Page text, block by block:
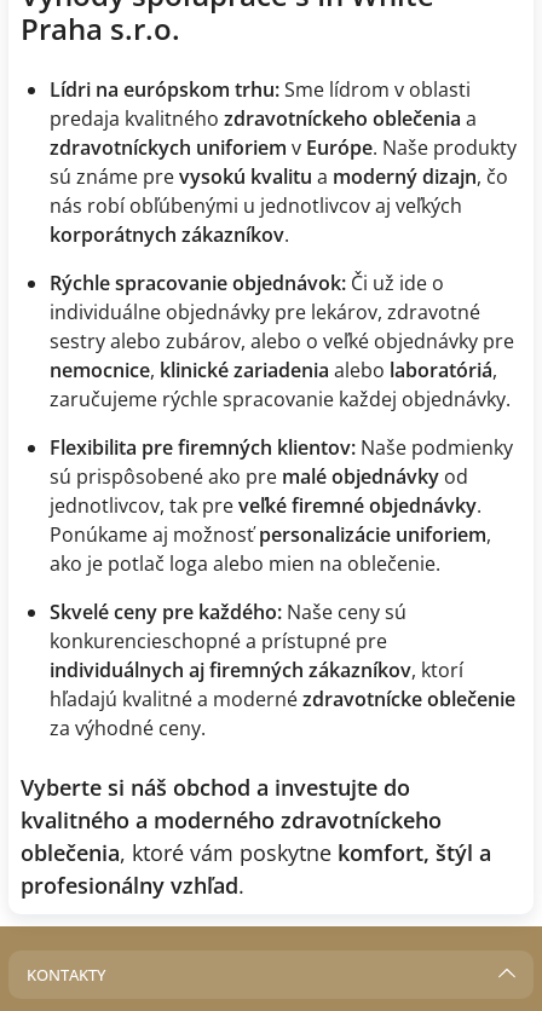
Praha s.r.o.
Lídri na európskom trhu:Sme lídrom v oblasti
predaja kvalitného zdravotníckeho oblečenia a
zdravotníckych uniforiem v Európe. Naše produkty
sú známe prevysokú kvalitu a moderný dizajn, čo
nás robí obľúbenými u jednotlivcov aj veľkých
korporátnych zákazníkov.
Rýchle spracovanie objednávok: Či už ide o
individuálne objednávky pre lekárov, zdravotné
sestry alebo zubárov, alebo o veľké objednávky pre
nemocnice, klinické zariadenia alebo laboratóriá,
zaručujeme rýchle spracovanie každej objednávky.
Flexibilita pre firemných klientov: Naše podmienky
sú prispôsobené ako pre malé objednávky od
jednotlivcov, tak preveľké firemné objednávky.
Ponúkame aj možnosťpersonalizácie uniforiem,
ako je potlač loga alebo mien na oblečenie.
Skvelé ceny pre každého: Naše ceny sú
konkurencieschopné a prístupné pre
individuálnych aj firemných zákazníkov, ktorí
hľadajú kvalitné a modernézdravotnícke oblečenie
za výhodné ceny.
Vyberte si náš obchod a investujte do
kvalitného a moderného zdravotníckeho
oblečenia, ktoré vám poskytne komfort, štýl a
profesionálny vzhľad.
KONTAKTY